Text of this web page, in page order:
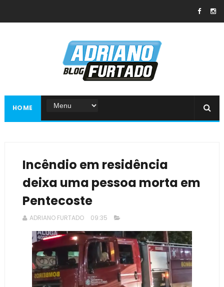
HOME
Incêndio em residência
deixa uma pessoa morta em
Pentecoste
ADRIANO FURTADO 09:35